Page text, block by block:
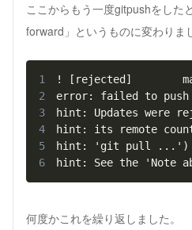
ここからもう一度gitpushをした
forward」というものに変わりま
1
2
3
4
5
6
hint: See the 'Note
何度かこれを繰り返しました。